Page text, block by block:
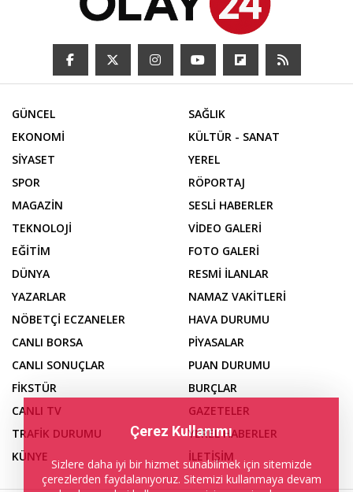
GÜNCEL
EKONOMİ
SİYASET
SPOR
MAGAZİN
TEKNOLOJİ
EĞİTİM
DÜNYA
SAĞLIK
KÜLTÜR - SANAT
YEREL
RÖPORTAJ
SESLİ HABERLER
VİDEO GALERİ
FOTO GALERİ
RESMİ İLANLAR
YAZARLAR
NÖBETÇİ ECZANELER
CANLI BORSA
CANLI SONUÇLAR
FİKSTÜR
CANLI TV
TRAFİK DURUMU
KÜNYE
NAMAZ VAKİTLERİ
HAVA DURUMU
PİYASALAR
PUAN DURUMU
BURÇLAR
GAZETELER
YEREL HABERLER
İLETİŞİM
Çerez Kullanımı
Sizlere daha iyi bir hizmet sunabilmek için sitemizde
çerezlerden faydalanıyoruz. Sitemizi kullanmaya devam